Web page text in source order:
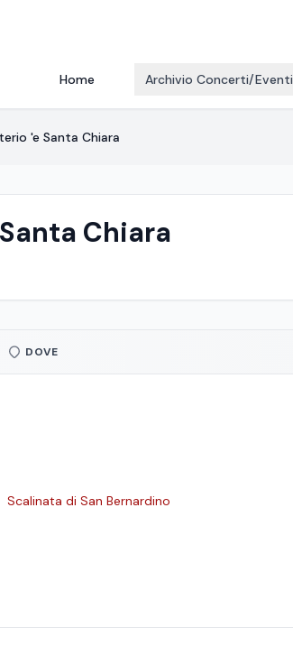
Home Archivio Concerti/Eventi
'e Santa Chiara
Chiara
DOVE
Scalinata di San Bernardino